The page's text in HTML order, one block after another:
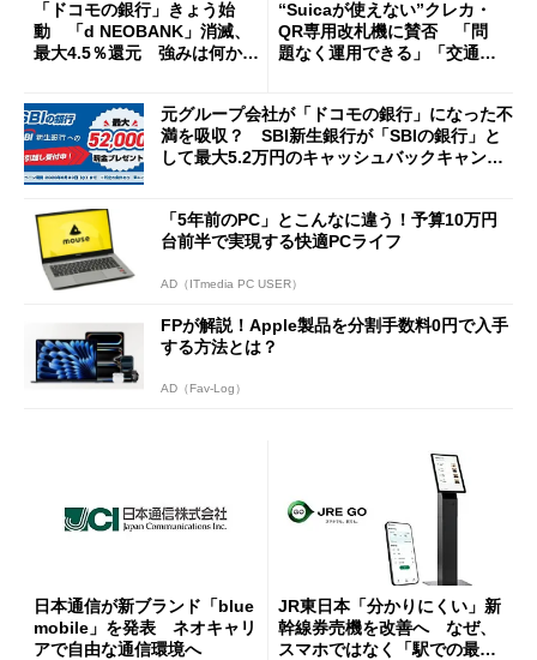
「ドコモの銀行」きょう始
動 「d NEOBANK」消滅、
最大4.5％還元 強みは何か解
“Suicaが使えない”クレカ・
QR専用改札機に賛否 「問
題なく運用できる」「交通系I
元グループ会社が「ドコモの銀行」になった不
満を吸収？ SBI新生銀行が「SBIの銀行」と
して最大5.2万円のキャッシュバックキャンペ
「5年前のPC」とこんなに違う！予算10万円
台前半で実現する快適PCライフ
AD（ITmedia PC USER）
FPが解説！Apple製品を分割手数料0円で入手
する方法とは？
AD（Fav-Log）
日本通信が新ブランド「blue
mobile」を発表 ネオキャリ
アで自由な通信環境へ
JR東日本「分かりにくい」新
幹線券売機を改善へ なぜ、
スマホではなく「駅での最短